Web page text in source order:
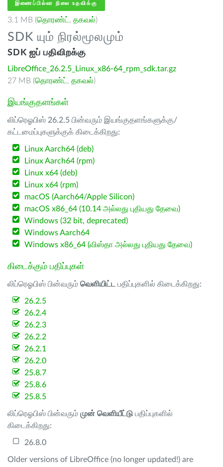
இணைப்பில்லா நிலை உதவிக்கு
3.1 MB (தொரண்ட் , தகவல்)
SDK யும் நிரல்மூலமும்
SDK ஐப் பதிவிறக்கு
LibreOffice_26.2.5_Linux_x86-64_rpm_sdk.tar.gz
27 MB (தொரண்ட் , தகவல்)
இயங்குதளங்கள்
லிப்ரெஓபிஸ் 26.2.5 பின்வரும் இயங்குதளங்களுக்கு/
கட்டமைப்புகளுக்குக் கிடைக்கிறது:
Linux Aarch64 (deb)
Linux Aarch64 (rpm)
Linux x64 (deb)
Linux x64 (rpm)
macOS (Aarch64/Apple Silicon)
macOS x86_64 (10.14 அல்லது புதியது தேவை)
Windows (32 bit, deprecated)
Windows Aarch64
Windows x86_64 (விஸ்தா அல்லது புதியது தேவை)
கிடைக்கும் பதிப்புகள்
லிப்ரெஓபிஸ் பின்வரும் வெளியிட்ட பதிப்புகளில் கிடைக்கிறது:
26.2.5
26.2.4
26.2.3
26.2.2
26.2.1
26.2.0
25.8.7
25.8.6
25.8.5
லிப்ரெஓபிஸ் பின்வரும் முன் வெளியீட்டு பதிப்புகளில்
கிடைக்கிறது:
26.8.0
Older versions of LibreOffice (no longer updated!) are